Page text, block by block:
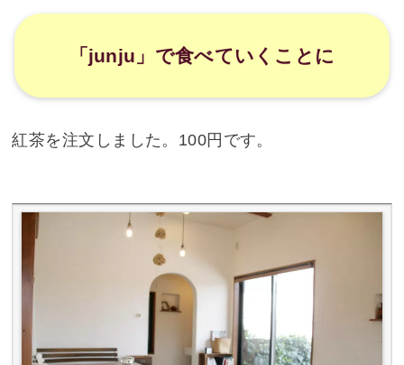
「junju」で食べていくことに
紅茶を注文しました。100円です。